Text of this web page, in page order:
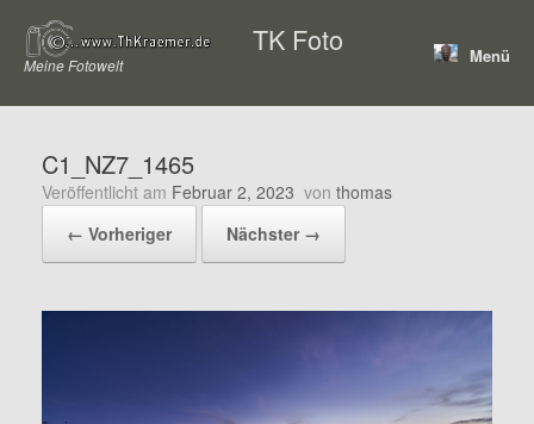
Inhalt
springen
TK Foto
Meine Fotowelt Menü
C1_NZ7_1465
Veröffentlicht am Februar 2, 2023 von thomas
← Vorheriger
Nächster →